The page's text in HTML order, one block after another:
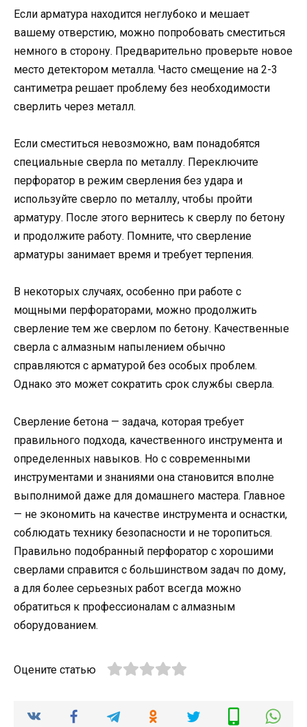
Если арматура находится неглубоко и мешает
вашему отверстию, можно попробовать сместиться
немного в сторону. Предварительно проверьте новое
место детектором металла. Часто смещение на 2-3
сантиметра решает проблему без необходимости
сверлить через металл.
Если сместиться невозможно, вам понадобятся
специальные сверла по металлу. Переключите
перфоратор в режим сверления без удара и
используйте сверло по металлу, чтобы пройти
арматуру. После этого вернитесь к сверлу по бетону
и продолжите работу. Помните, что сверление
арматуры занимает время и требует терпения.
В некоторых случаях, особенно при работе с
мощными перфораторами, можно продолжить
сверление тем же сверлом по бетону. Качественные
сверла с алмазным напылением обычно
справляются с арматурой без особых проблем.
Однако это может сократить срок службы сверла.
Сверление бетона — задача, которая требует
правильного подхода, качественного инструмента и
определенных навыков. Но с современными
инструментами и знаниями она становится вполне
выполнимой даже для домашнего мастера. Главное
— не экономить на качестве инструмента и оснастки,
соблюдать технику безопасности и не торопиться.
Правильно подобранный перфоратор с хорошими
сверлами справится с большинством задач по дому,
а для более серьезных работ всегда можно
обратиться к профессионалам с алмазным
оборудованием.
Оцените статью